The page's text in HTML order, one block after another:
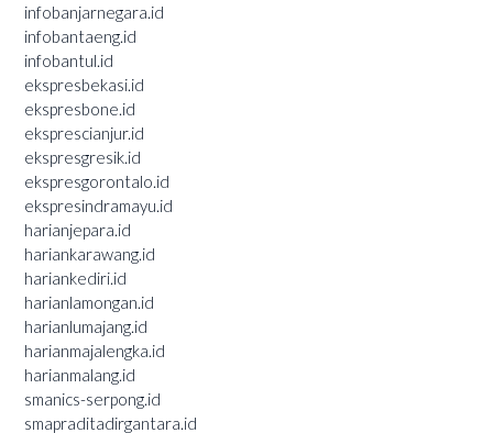
infobanjarnegara.id
infobantaeng.id
infobantul.id
ekspresbekasi.id
ekspresbone.id
eksprescianjur.id
ekspresgresik.id
ekspresgorontalo.id
ekspresindramayu.id
harianjepara.id
hariankarawang.id
hariankediri.id
harianlamongan.id
harianlumajang.id
harianmajalengka.id
harianmalang.id
smanics-serpong.id
smapraditadirgantara.id